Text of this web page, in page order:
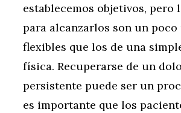
establecemos objetivos, pero
para alcanzarlos son un poco
flexibles que los de una
física. Recuperarse de un
persistente puede ser un
es importante que los